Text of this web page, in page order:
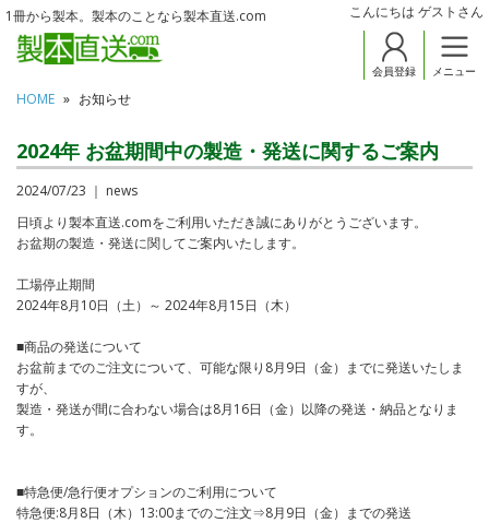
こんにちは ゲストさん
1冊から製本。製本のことなら製本直送.com
会員登録 メニュー
HOME お知らせ
2024年 お盆期間中の製造・発送に関するご案内
2024/07/23 ｜ news
日頃より製本直送.comをご利用いただき誠にありがとうございます。
お盆期の製造・発送に関してご案内いたします。
工場停止期間
2024年8月10日（土）～ 2024年8月15日（木）
■商品の発送について
お盆前までのご注文について、可能な限り8月9日（金）までに発送いたしま
すが、
製造・発送が間に合わない場合は8月16日（金）以降の発送・納品となりま
す。
■特急便/急行便オプションのご利用について
特急便:8月8日（木）13:00までのご注文⇒8月9日（金）までの発送